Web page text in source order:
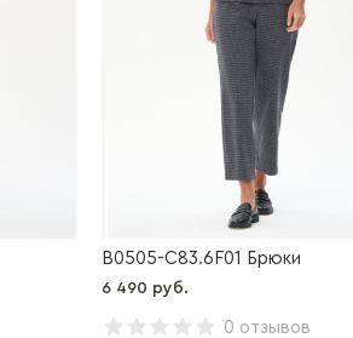
B0505-C83.6F01 Брюки
6 490 руб.
0 отзывов